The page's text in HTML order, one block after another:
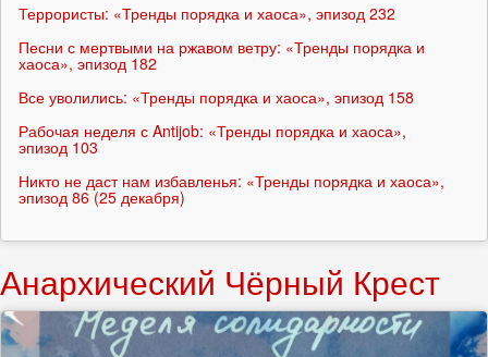
Террористы: «Тренды порядка и хаоса», эпизод 232
Песни с мертвыми на ржавом ветру: «Тренды порядка и
хаоса», эпизод 182
Все уволились: «Тренды порядка и хаоса», эпизод 158
Рабочая неделя с Antijob: «Тренды порядка и хаоса»,
эпизод 103
Никто не даст нам избавленья: «Тренды порядка и хаоса»,
эпизод 86 (25 декабря)
Анархический Чёрный Крест